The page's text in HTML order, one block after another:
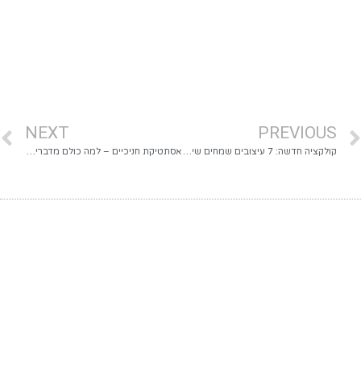
PREVIOUS
קולקציה חדשה: 7 עיצובים שמחים שיערבבו לכם את היום וידחפו להצלחה בכל פעילות
NEXT
אסתטיקת חניכיים – למה כולם מדברים על זה, ואיך זה משנה את כל החיוך שלך?